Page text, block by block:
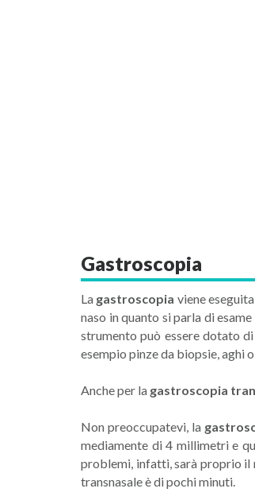
Gastroscopia
La gastroscopia viene
naso in quanto si parla di
strumento può essere dotato
esempio pinze da biopsie, aghi
Anche per la gastroscopia
Non preoccupatevi, la
mediamente di 4 millimetri e
problemi, infatti, sarà proprio il
transnasale è di pochi minuti.